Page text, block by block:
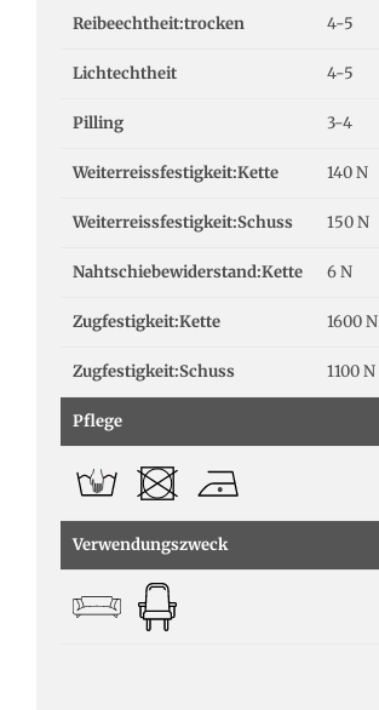
Reibeechtheit:trocken 4-5
Lichtechtheit 4-5
Pilling 3-4
Weiterreissfestigkeit:Kette 140 N
Weiterreissfestigkeit:Schuss 150 N
Nahtschiebewiderstand:Kette 6 N
Zugfestigkeit:Kette 1600 N
Zugfestigkeit:Schuss 1100 N
Pflege
Verwendungszweck